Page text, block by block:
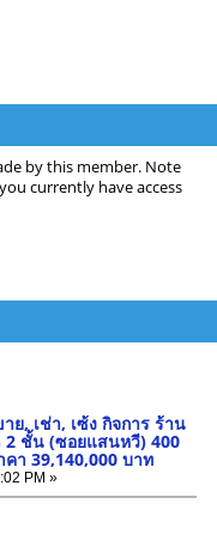
by this member. Note
currently have access
ย, เช่า, เซ้ง กิจการ ร้าน
ชั้น (ซอยแสนหวี) 400
า 39,140,000 บาท
PM »